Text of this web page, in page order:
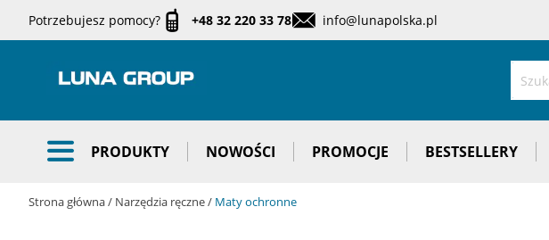
Potrzebujesz pomocy? +48 32 220 33 78 info@lunapolska.pl
Szukaj
PRODUKTY NOWOŚCI PROMOCJE BESTSELLERY
Strona główna Narzędzia ręczne Maty ochronne